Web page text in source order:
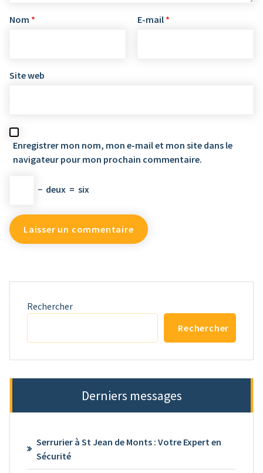
Nom * E-mail *
Site web
Enregistrer mon nom, mon e-mail et mon site dans le
navigateur pour mon prochain commentaire.
− deux = six
Rechercher
Rechercher
Derniers messages
Serrurier à St Jean de Monts : Votre Expert en
Sécurité